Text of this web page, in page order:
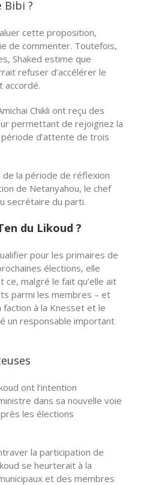
Bibi ?
cette proposition,
de commenter. Toutefois,
Shaked estime que
refuser d’accélérer le
accordé.
Chikli ont reçu des
permettant de rejoignez la
d’attente de trois
la période de réflexion
de Netanyahou, le chef
secrétaire du parti.
du Likoud ?
pour les primaires de
élections, elle
malgré le fait qu’elle ait
parmi les membres – et
à la Knesset et le
un responsable important
ont l’intention
dans sa nouvelle voie
les élections
la participation de
se heurterait à la
et des membres